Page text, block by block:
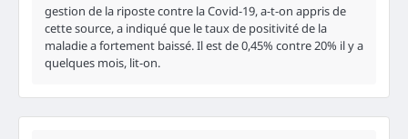
gestion de la riposte contre la Covid-19, a-t-on appris de
cette source, a indiqué que le taux de positivité de la
maladie a fortement baissé. Il est de 0,45% contre 20% il y a
quelques mois, lit-on.